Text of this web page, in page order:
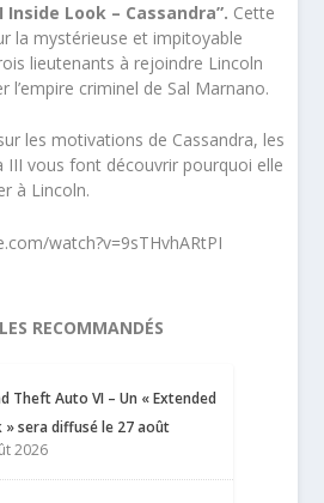
Inside Look – Cassandra”. Cette
la mystérieuse et impitoyable
lieutenants à rejoindre Lincoln
l’empire criminel de Sal Marnano.
les motivations de Cassandra, les
III vous font découvrir pourquoi elle
à Lincoln.
watch?v=9sTHvhARtPI
RECOMMANDÉS
Theft Auto VI – Un « Extended
» sera diffusé le 27 août
2026